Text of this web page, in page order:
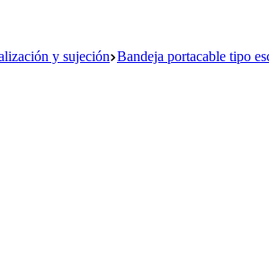
y sujeción Bandeja portacable tipo